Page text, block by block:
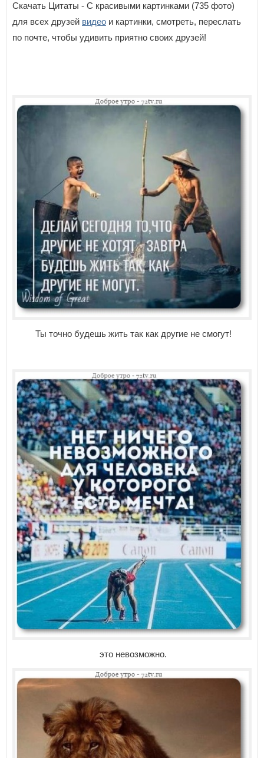
Скачать Цитаты - С красивыми картинками (735 фото)
для всех друзей видео и картинки, смотреть, переслать
по почте, чтобы удивить приятно своих друзей!
Ты точно будешь жить так как другие не смогут!
это невозможно.